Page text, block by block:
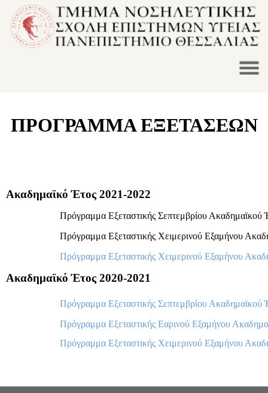
ΠΡΟΓΡΑΜΜΑ ΕΞΕΤΑΣΕΩΝ
Ακαδημαϊκό Έτος 2021-2022
Πρόγραμμα Εξεταστικής Σεπτεμβρίου Ακαδημαϊκού
Πρόγραμμα Εξεταστικής Χειμερινού Εξαμήνου
Πρόγραμμα Εξεταστικής Χειμερινού Εξαμήνου
Ακαδημαϊκό Έτος 2020-2021
Πρόγραμμα Εξεταστικής Σεπτεμβρίου Ακαδημαϊκού
Πρόγραμμα Εξεταστικής Εαρινού Εξαμήνου
Πρόγραμμα Εξεταστικής Χειμερινού Εξαμήνου